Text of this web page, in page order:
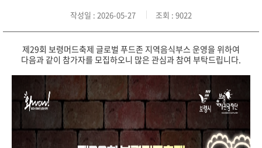
작성일 : 2026-05-27 조회 : 9022
제29회 보령머드축제 글로벌 푸드존 지역음식부스 운영을 위하여
다음과 같이 참가자를 모집하오니 많은 관심과 참여 부탁드립니다.